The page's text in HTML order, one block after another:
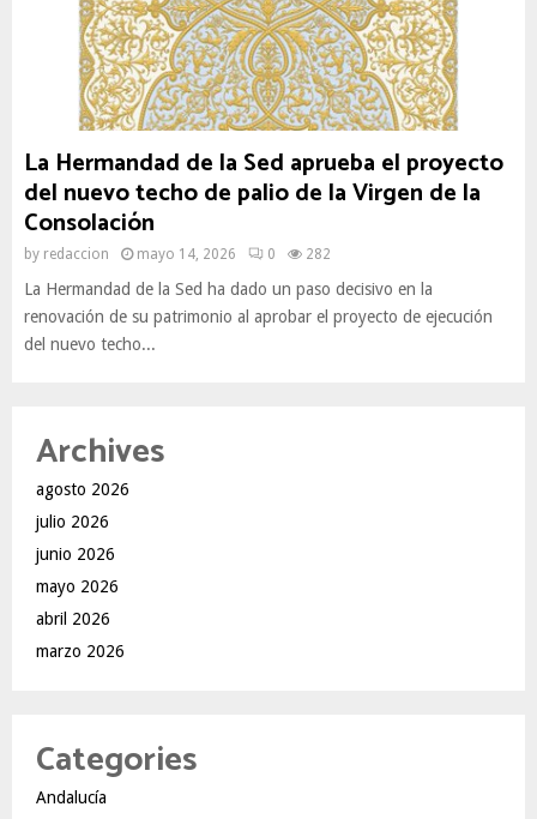
La Hermandad de la Sed aprueba el proyecto
del nuevo techo de palio de la Virgen de la
Consolación
by redaccion mayo 14, 2026 0 282
La Hermandad de la Sed ha dado un paso decisivo en la
renovación de su patrimonio al aprobar el proyecto de ejecución
del nuevo techo...
Archives
agosto 2026
julio 2026
junio 2026
mayo 2026
abril 2026
marzo 2026
Categories
Andalucía